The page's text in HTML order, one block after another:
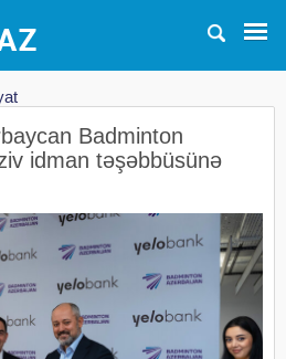
Badminton
idman təşəbbüsünə